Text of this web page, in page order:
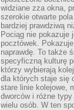
widziane zza okna,
szerokie otwarte
bardziej prawdziwą
Pociąg nie pokazuje
pocztówek.
naprawdę. To także
specyficzną kulturę
którzy wybierają
dla których staje się
stare linie kolejowe,
dworców i różne
wielu osób. W ten